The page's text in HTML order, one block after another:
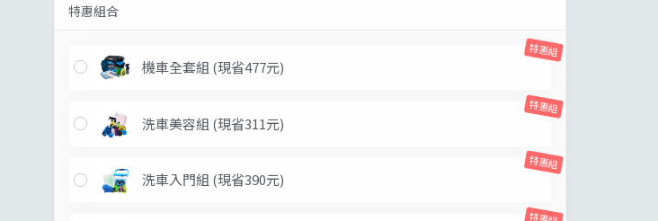
特惠組合
特惠組
機車全套組 (現省477元)
特惠組
洗車美容組 (現省311元)
特惠組
洗車入門組 (現省390元)